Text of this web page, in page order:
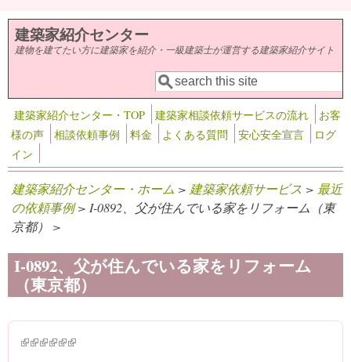
メインコンテンツに移動
建築家紹介センター
建物を建てたい方に建築家を紹介・一級建築士が運営する建築家紹介サイト
検索フォーム
検索
建築家紹介センター・TOP 建築家相談依頼サービスの流れ
お客
様の声
相談依頼事例 料金 よくある質問 安心安全宣言
ログ
イン
建築家紹介センター・ホーム > 建築家依頼サービス > 最近
の依頼事例> I-0892、父が住んでいる家をリフォーム（東
京都） >
I-0892、父が住んでいる家をリフォーム
（東京都）
(link is external)
(link is external)
(link is external)
(link is external)
(link is external)
(link is external)